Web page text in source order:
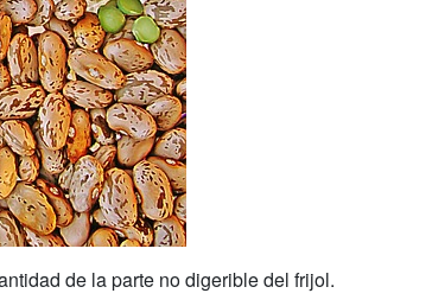
de la parte no digerible del frijol.